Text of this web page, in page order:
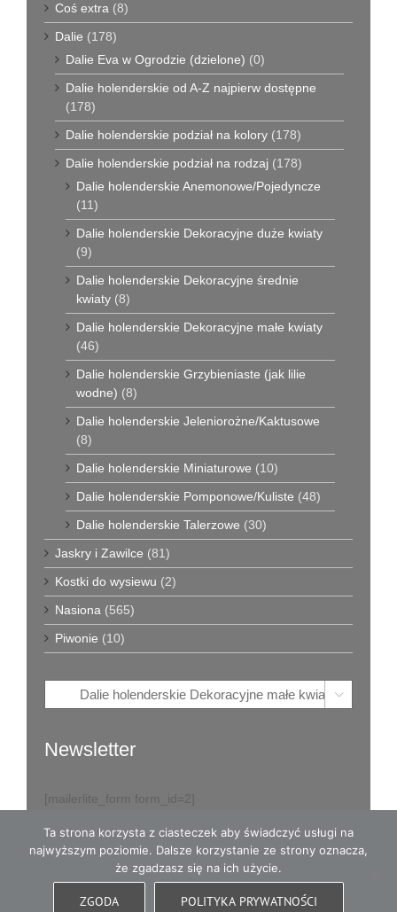
Coś extra (8)
Dalie (178)
Dalie Eva w Ogrodzie (dzielone) (0)
Dalie holenderskie od A-Z najpierw dostępne
(178)
Dalie holenderskie podział na kolory (178)
Dalie holenderskie podział na rodzaj (178)
Dalie holenderskie Anemonowe/Pojedyncze
(11)
Dalie holenderskie Dekoracyjne duże kwiaty
(9)
Dalie holenderskie Dekoracyjne średnie
kwiaty (8)
Dalie holenderskie Dekoracyjne małe kwiaty
(46)
Dalie holenderskie Grzybieniaste (jak lilie
wodne) (8)
Dalie holenderskie Jeleniorożne/Kaktusowe
(8)
Dalie holenderskie Miniaturowe (10)
Dalie holenderskie Pomponowe/Kuliste (48)
Dalie holenderskie Talerzowe (30)
Jaskry i Zawilce (81)
Kostki do wysiewu (2)
Nasiona (565)
Piwonie (10)

Newsletter
[mailerlite_form form_id=2]
Rights Reserved
Opieka witryny: WordCare™
Ta strona korzysta z ciasteczek aby świadczyć usługi na
najwyższym poziomie. Dalsze korzystanie ze strony oznacza,
że zgadzasz się na ich użycie.
ZGODA POLITYKA PRYWATNOŚCI